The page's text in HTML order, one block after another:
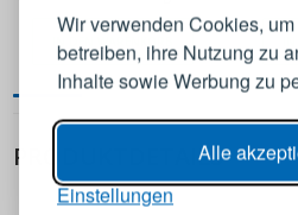
Wir verwenden Cookies,
betreiben, ihre Nutzung zu
Inhalte sowie Werbung zu
Alle
Einstellungen
mit Gewürzen und
Untersetzer
IN DEN WARENKORB
PRODUKTDETAILS
E-Mail-Adresse